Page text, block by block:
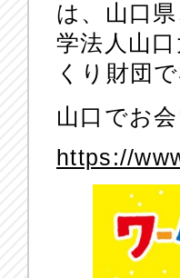
は、山口
学法人山
くり財団
山口でお
https://